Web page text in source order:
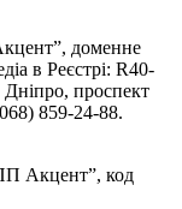
доменне
в Реєстрі: R40-
проспект
859-24-88.
Акцент”, код